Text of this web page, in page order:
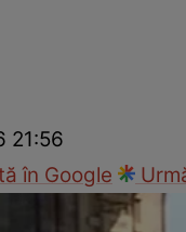
21:56
în Google